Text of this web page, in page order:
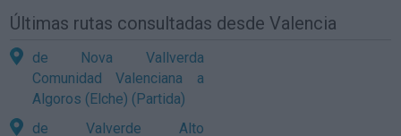
Últimas rutas consultadas desde Valencia
de Nova Vallverda
Comunidad Valenciana a
Algoros (Elche) (Partida)
de Valverde Alto